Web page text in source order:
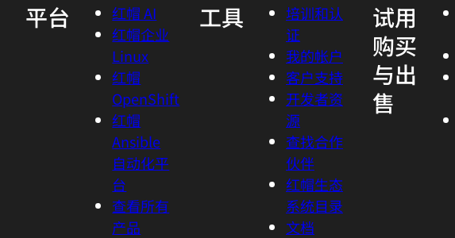
平台
红帽 AI
红帽企业
Linux
红帽
OpenShift
红帽
Ansible
自动化平
台
查看所有
产品
工具
培训和认
证
我的帐户
客户支持
开发者资
源
查找合作
伙伴
红帽生态
系统目录
文档
试用
购买
与出
售